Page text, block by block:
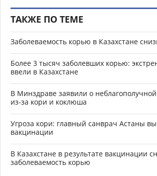
ТАКЖЕ ПО ТЕМЕ
Заболеваемость корью в Казахстане
Более 3 тысяч заболевших корью:
ввели в Казахстане
В Минздраве заявили о
из-за кори и коклюша
Угроза кори: главный санврач Астаны
вакцинации
В Казахстане в результате вакцинации
заболеваемость корью